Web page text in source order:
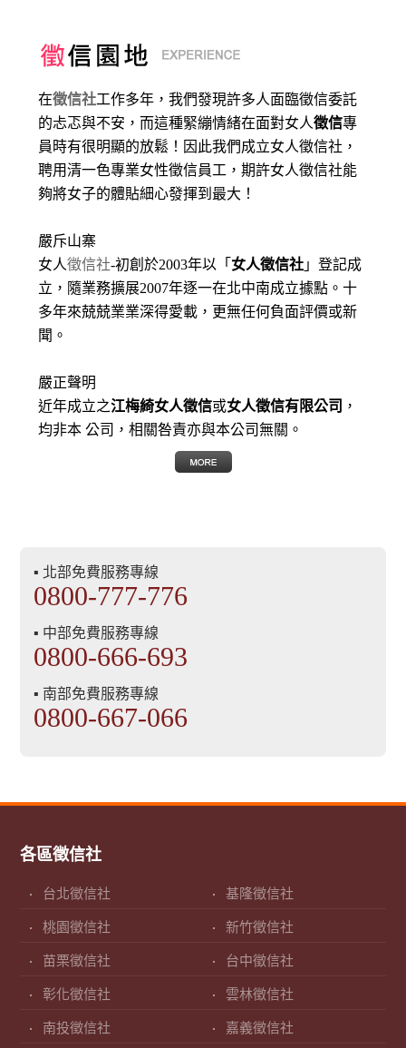
在徵信社工作多年，我們發現許多人面臨徵信委託
的忐忑與不安，而這種緊繃情緒在面對女人徵信專
員時有很明顯的放鬆！因此我們成立女人徵信社，
聘用清一色專業女性徵信員工，期許女人徵信社能
夠將女子的體貼細心發揮到最大 ！
嚴斥山寨
女人徵信社-初創於2003年以「 女人徵信社 」登記成
立，隨業務擴展2007年逐一在北中南成立據點。十
多年來兢兢業業深得愛載，更無任何負面評價或新
聞。
嚴正聲明
近年成立之江梅綺女人徵信或女人徵信有限公司 ，
均非本 公司，相關咎責亦與本公司無關。
▪ 北部免費服務專線
0800-777-776
▪ 中部免費服務專線
0800-666-693
▪ 南部免費服務專線
0800-667-066
各區徵信社
台北徵信社 基隆徵信社
桃園徵信社 新竹徵信社
苗栗徵信社 台中徵信社
彰化徵信社 雲林徵信社
南投徵信社 嘉義徵信社